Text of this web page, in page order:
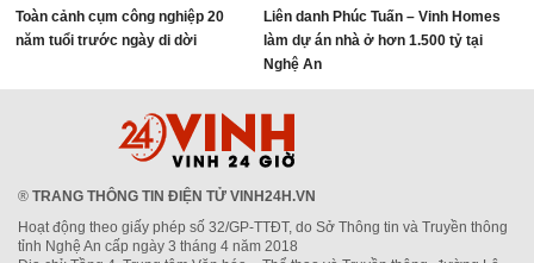
Toàn cảnh cụm công nghiệp 20
năm tuổi trước ngày di dời
Liên danh Phúc Tuấn – Vinh Homes
làm dự án nhà ở hơn 1.500 tỷ tại
Nghệ An
® TRANG THÔNG TIN ĐIỆN TỬ VINH24H.VN
Hoạt động theo giấy phép số 32/GP-TTĐT, do Sở Thông tin và Truyền thông
tỉnh Nghệ An cấp ngày 3 tháng 4 năm 2018